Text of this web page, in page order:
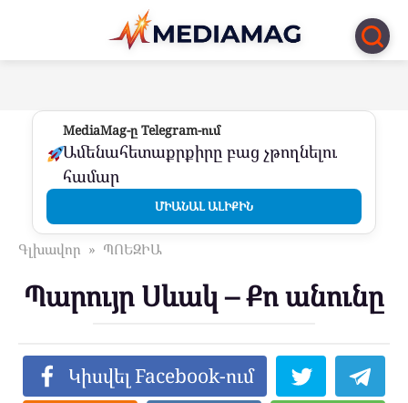
Перейти
контенту
MediaMag-ը Telegram-ում
Ամենահետաքրքիրը բաց չթողնելու
համար
ՄԻԱՆԱԼ ԱԼԻՔԻՆ
Գլխավոր » ՊՈԵԶԻԱ
Պարույր Սևակ – Քո անունը
Կիսվել Facebook-ում